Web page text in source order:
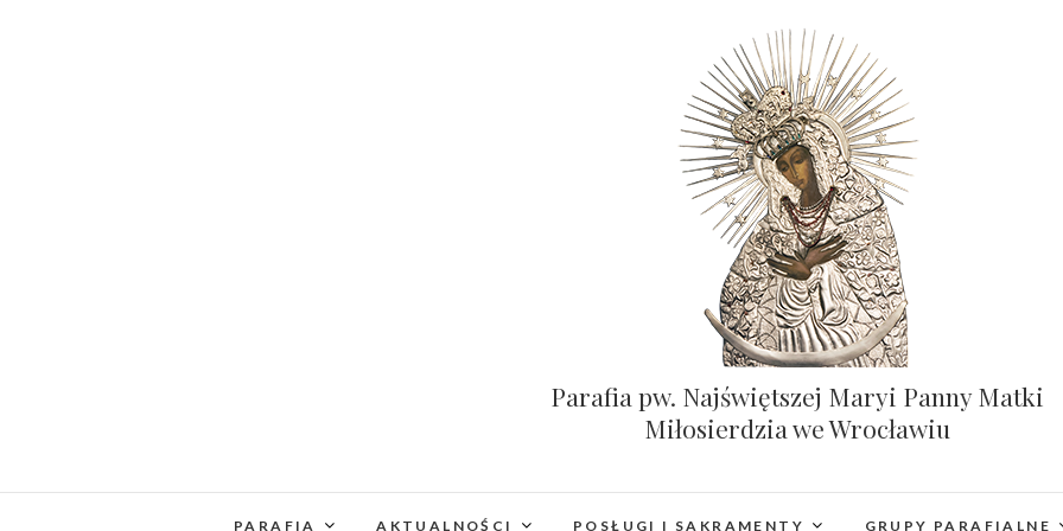
Parafia pw. Najświętszej Maryi Panny Matki
Miłosierdzia we Wrocławiu
PARAFIA AKTUALNOŚCI POSŁUGI I SAKRAMENTY GRUPY PARAFIALNE